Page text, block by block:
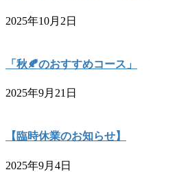
2025年10月2日
「秋🍂のおすすめコース」
2025年9月21日
【臨時休業のお知らせ】
2025年9月4日